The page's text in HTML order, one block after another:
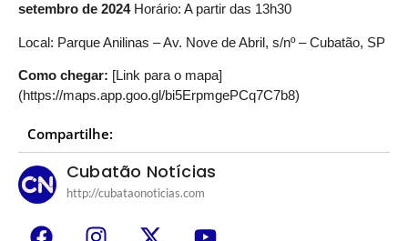
setembro de 2024 Horário: A partir das 13h30
Local: Parque Anilinas – Av. Nove de Abril, s/nº – Cubatão, SP
Como chegar: [Link para o mapa]
(https://maps.app.goo.gl/bi5ErpmgePCq7C7b8)
Compartilhe:
Cubatão Notícias
http://cubataonoticias.com